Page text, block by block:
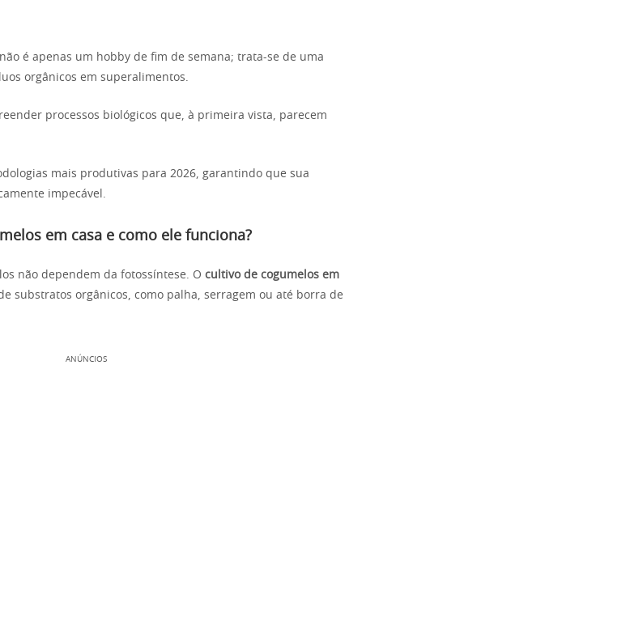
é apenas um hobby de fim de semana; trata-se de uma
orgânicos em superalimentos.
processos biológicos que, à primeira vista, parecem
mais produtivas para 2026, garantindo que sua
impecável.
em casa e como ele funciona?
não dependem da fotossíntese. O cultivo de cogumelos em
substratos orgânicos, como palha, serragem ou até borra de
ANÚNCIOS